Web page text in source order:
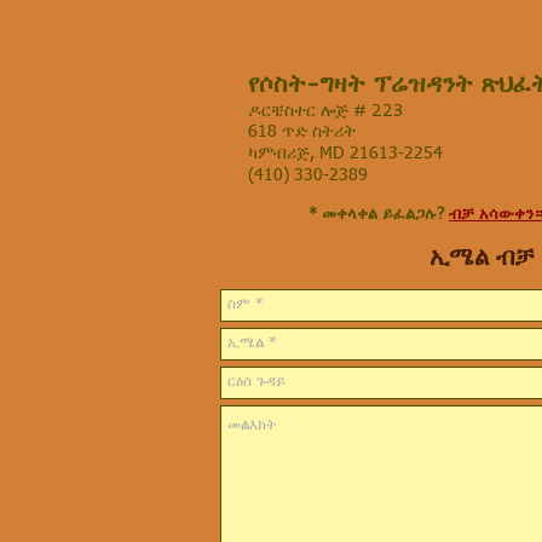
የሶስት-ግዛት ፕሬዝዳንት
ዶርቼስተር ሎጅ # 223
618 ጥድ ስትሪት
ካምብሪጅ, MD 21613-2254
(410) 330-2389
* መቀላቀል ይፈልጋሉ? ብቻ
ኢሜል ብቻ